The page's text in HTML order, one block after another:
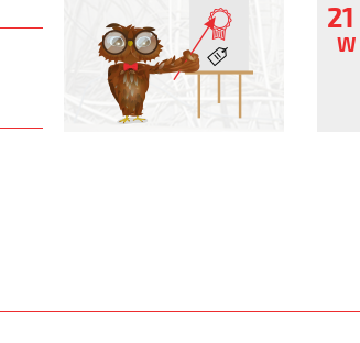
Kabel
elastyczny
450/750V
pur,ekran,szary,olejoodp
c-
W